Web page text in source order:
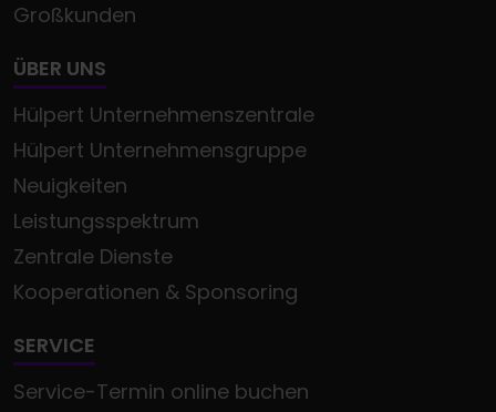
Großkunden
ÜBER UNS
Hülpert Unternehmenszentrale
Hülpert Unternehmensgruppe
Neuigkeiten
Leistungsspektrum
Zentrale Dienste
Kooperationen & Sponsoring
SERVICE
Service-Termin online buchen